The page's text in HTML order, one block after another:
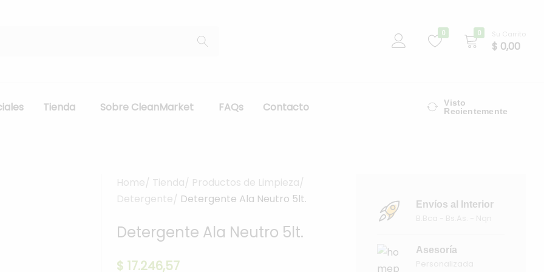
0 0 Su Carrito
$ 0,00
Tienda Sobre CleanMarket FAQs Contacto
Visto
Recientemente
Home Tienda
Productos de Limpieza
Detergente
Detergente Ala Neutro 5lt.
Detergente Ala Neutro 5lt.
$ 17.246,57
Envíos al Interior
Asesoría